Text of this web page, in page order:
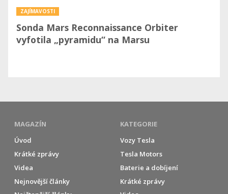
Sonda Mars Reconnaissance Orbiter
vyfotila „pyramidu“ na Marsu
ZAJÍMAVOSTI
MAGAZÍN
Úvod
Krátké zprávy
Videa
Nejnovější články
KATEGORIE
Vozy Tesla
Tesla Motors
Baterie a dobíjení
Krátké zprávy